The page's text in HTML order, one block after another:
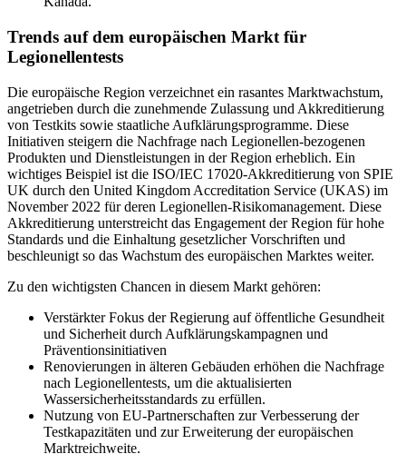
Trends auf dem europäischen Markt für
Legionellentests
Die europäische Region verzeichnet ein rasantes Marktwachstum,
angetrieben durch die zunehmende Zulassung und Akkreditierung
von Testkits sowie staatliche Aufklärungsprogramme. Diese
Initiativen steigern die Nachfrage nach Legionellen-bezogenen
Produkten und Dienstleistungen in der Region erheblich. Ein
wichtiges Beispiel ist die ISO/IEC 17020-Akkreditierung von SPIE
UK durch den United Kingdom Accreditation Service (UKAS) im
November 2022 für deren Legionellen-Risikomanagement. Diese
Akkreditierung unterstreicht das Engagement der Region für hohe
Standards und die Einhaltung gesetzlicher Vorschriften und
beschleunigt so das Wachstum des europäischen Marktes weiter.
Zu den wichtigsten Chancen in diesem Markt gehören:
Verstärkter Fokus der Regierung auf öffentliche Gesundheit
und Sicherheit durch Aufklärungskampagnen und
Präventionsinitiativen
Renovierungen in älteren Gebäuden erhöhen die Nachfrage
nach Legionellentests, um die aktualisierten
Wassersicherheitsstandards zu erfüllen.
Nutzung von EU-Partnerschaften zur Verbesserung der
Testkapazitäten und zur Erweiterung der europäischen
Marktreichweite.